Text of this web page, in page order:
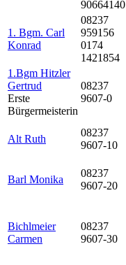
90664140
1. Bgm. Carl
Konrad
08237
959156
0174
1421854
1.Bgm Hitzler
Gertrud
Erste
Bürgermeisterin
08237
9607-0
Alt Ruth
08237
9607-10
Barl Monika
08237
9607-20
Bichlmeier
Carmen
08237
9607-30